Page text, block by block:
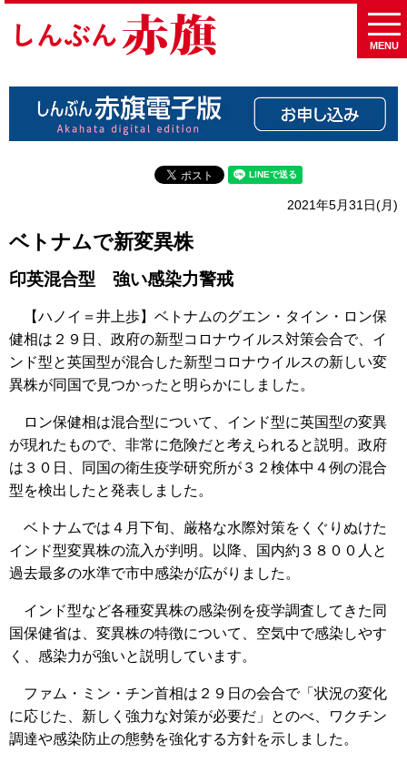
MENU
2021年5月31日(月)
ベトナムで新変異株
印英混合型 強い感染力警戒
【ハノイ＝井上歩】ベトナムのグエン・タイン・ロン保
健相は２９日、政府の新型コロナウイルス対策会合で、イ
ンド型と英国型が混合した新型コロナウイルスの新しい変
異株が同国で見つかったと明らかにしました。
ロン保健相は混合型について、インド型に英国型の変異
が現れたもので、非常に危険だと考えられると説明。政府
は３０日、同国の衛生疫学研究所が３２検体中４例の混合
型を検出したと発表しました。
ベトナムでは４月下旬、厳格な水際対策をくぐりぬけた
インド型変異株の流入が判明。以降、国内約３８００人と
過去最多の水準で市中感染が広がりました。
インド型など各種変異株の感染例を疫学調査してきた同
国保健省は、変異株の特徴について、空気中で感染しやす
く、感染力が強いと説明しています。
ファム・ミン・チン首相は２９日の会合で「状況の変化
に応じた、新しく強力な対策が必要だ」とのべ、ワクチン
調達や感染防止の態勢を強化する方針を示しました。